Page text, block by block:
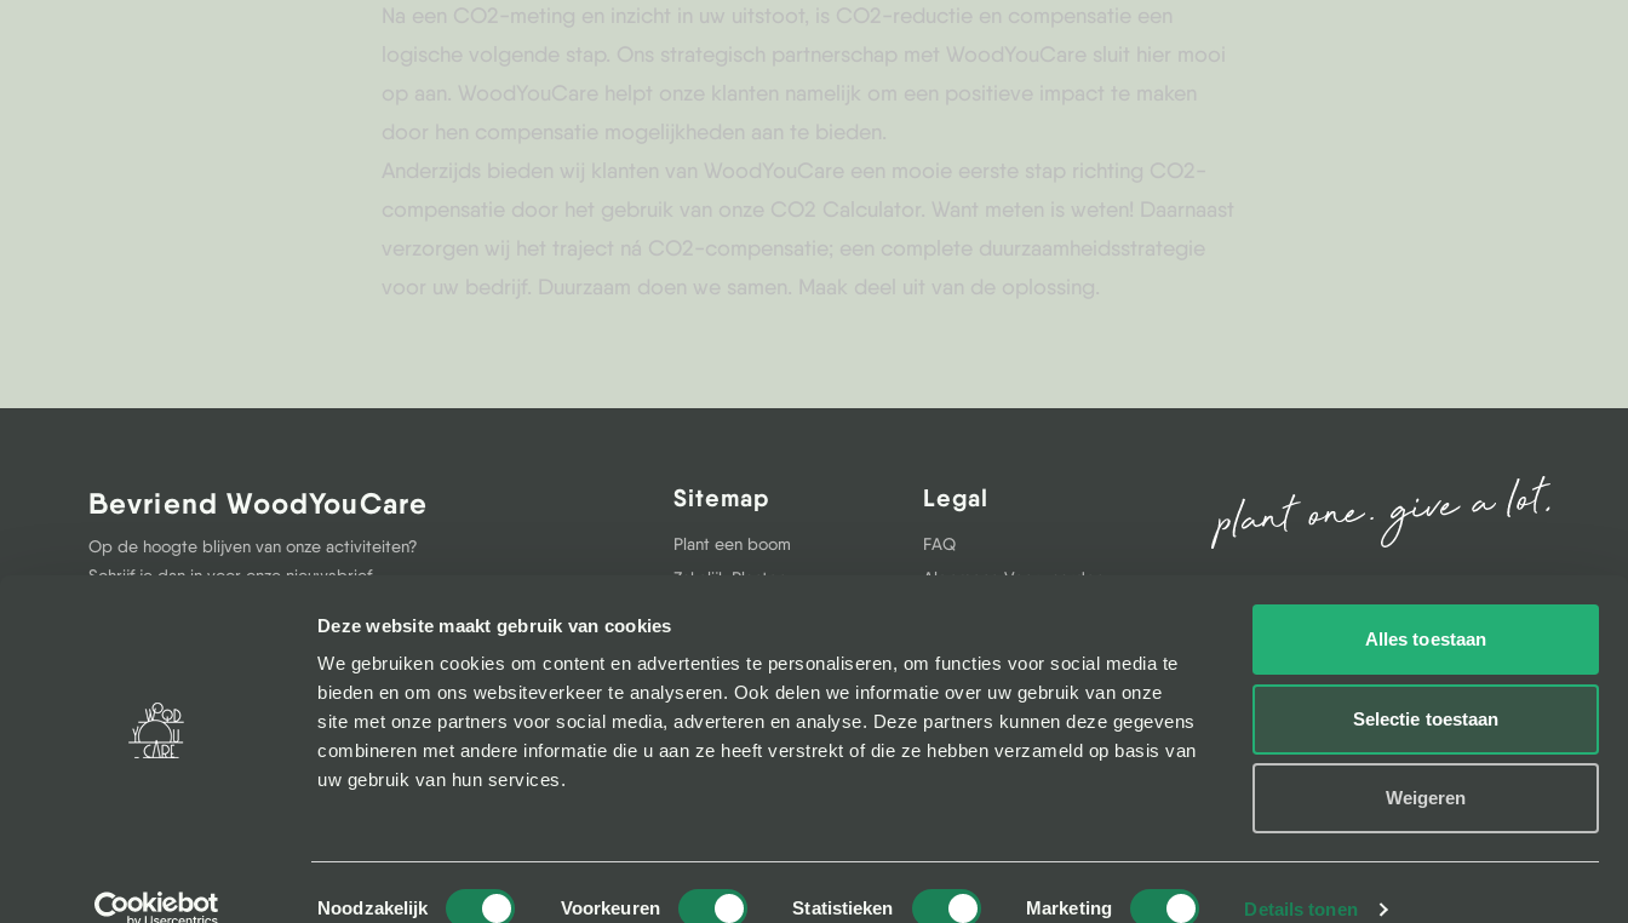
Deze website maakt gebruik van cookies
We gebruiken cookies om content en advertenties te personaliseren, om functies voor social media te
bieden en om ons websiteverkeer te analyseren. Ook delen we informatie over uw gebruik van onze
site met onze partners voor social media, adverteren en analyse. Deze partners kunnen deze gegevens
combineren met andere informatie die u aan ze heeft verstrekt of die ze hebben verzameld op basis van
uw gebruik van hun services.
Toestemmingsselectie
Noodzakelijk Voorkeuren Statistieken Marketing Details tonen
Alles toestaan
Selectie toestaan
Weigeren
Na een CO2-meting en inzicht in uw uitstoot, is CO2-reductie en compensatie een
logische volgende stap. Ons strategisch partnerschap met WoodYouCare sluit hier mooi
op aan. WoodYouCare helpt onze klanten namelijk om een positieve impact te maken
door hen compensatie mogelijkheden aan te bieden.
Anderzijds bieden wij klanten van WoodYouCare een mooie eerste stap richting CO2-
compensatie door het gebruik van onze CO2 Calculator. Want meten is weten! Daarnaast
verzorgen wij het traject ná CO2-compensatie; een complete duurzaamheidsstrategie
voor uw bedrijf. Duurzaam doen we samen. Maak deel uit van de oplossing.
Bevriend WoodYouCare
Op de hoogte blijven van onze activiteiten?
Schrijf je dan in voor onze nieuwsbrief.
Inschrijven
Sitemap
Plant een boom
Zakelijk Planten
Blog
Contact
Legal
FAQ
Algemene Voorwaarden
Betalen / verzenden
Herroepingsrecht
© WoodYouCare - 2026